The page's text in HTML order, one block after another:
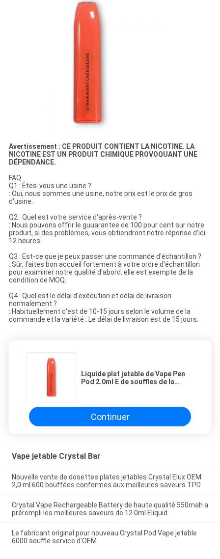
Avertissement : CE PRODUIT CONTIENT LA NICOTINE. LA
NICOTINE EST UN PRODUIT CHIMIQUE PROVOQUANT UNE
DÉPENDANCE.
FAQ
Q1 : Êtes-vous une usine ?
: Oui, nous sommes une usine, notre prix est le prix de gros
d'usine.
Q2 : Quel est votre service d'après-vente ?
: Nous pouvons offrir le guuarantee de 100 pour cent sur notre
produit, si des problèmes, vous obtiendront notre réponse d'ici
12 heures.
Q3 : Est-ce que je peux passer une commande d'échantillon ?
: Sûr, faites bon accueil fortement à votre ordre d'échantillon
pour examiner notre qualité d'abord. elle est exempte de la
condition de MOQ.
Q4 : Quel est le délai d'exécution et délai de livraison
normalement ?
: Habituellement c'est de 10-15 jours selon le volume de la
commande et la variété ; Le délai de livraison est de 15 jours.
Liquide plat jetable de Vape Pen
Pod 2.0ml E de souffles de la
Continuer
Vape jetable Crystal Bar
Nouvelle vente de dosettes plates jetables Crystal Elux OEM
2,0 ml 600 bouffées conformes aux meilleures saveurs TPD
Crystal Vape Rechargeable Battery de haute qualité 550mah a
prérempli les meilleures saveurs de 12.0ml Eliquid
Le fabricant original pour nouveau Crystal Pod Vape jetable
6000 souffle service d'OEM